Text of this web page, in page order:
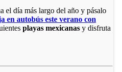
el día más largo del año y pásalo
en autobús este verano con
playas mexicanasy disfruta